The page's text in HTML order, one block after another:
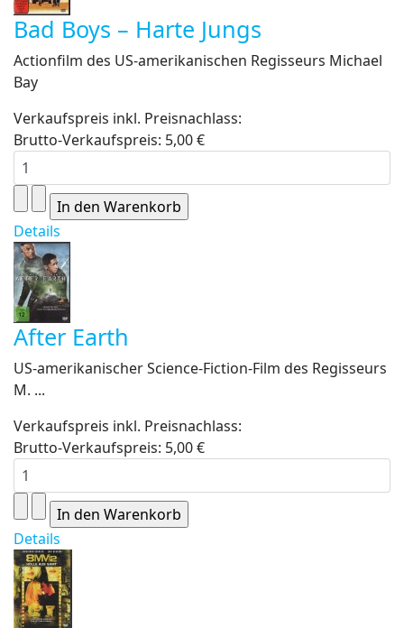
Bad Boys – Harte Jungs
Actionfilm des US-amerikanischen Regisseurs Michael
Bay
Verkaufspreis inkl. Preisnachlass:
Brutto-Verkaufspreis: 5,00 €
Details
After Earth
US-amerikanischer Science-Fiction-Film des Regisseurs
M. ...
Verkaufspreis inkl. Preisnachlass:
Brutto-Verkaufspreis: 5,00 €
Details